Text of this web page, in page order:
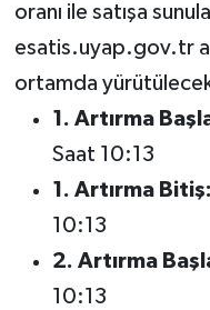
oranı ile satışa
esatis.uyap.gov.tr
ortamda
1. Artırma
Saat 10:13
1. Artırma Bitiş:
10:13
2. Artırma
10:13